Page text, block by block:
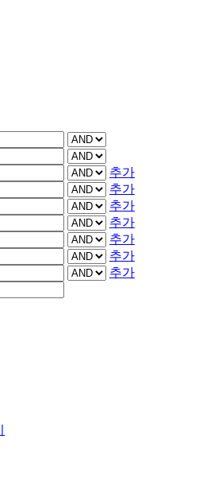
추가
추가
추가
추가
추가
추가
추가